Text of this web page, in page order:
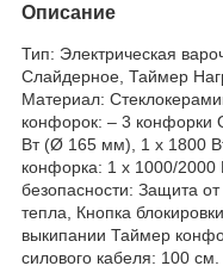
Описание
Тип: Электрическая
Слайдерное, Таймер
Материал:
конфорок: – 3 конфорки
Вт (Ø 165 мм), 1 х 1800
конфорка: 1 х 1000/
безопасности: Защита
тепла, Кнопка
выкипании Таймер
силового кабеля: 100